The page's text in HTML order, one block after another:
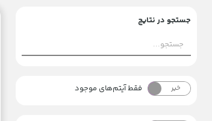
جستجو در نتایج
بله خیر فقط آیتم‌های موجود